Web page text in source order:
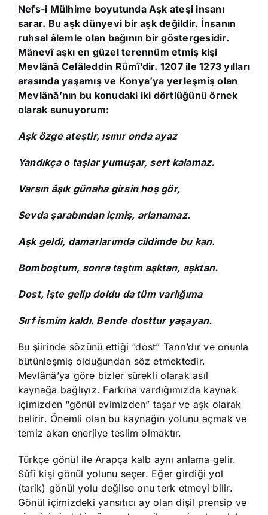
Nefs-i Mülhime boyutunda Aşk ateşi insanı
sarar. Bu aşk dünyevi bir aşk değildir. İnsanın
ruhsal âlemle olan bağının bir göstergesidir.
Mânevî aşkı en güzel terennüm etmiş kişi
Mevlânâ Celâleddin Rûmî’dir. 1207 ile 1273 yılları
arasında yaşamış ve Konya’ya yerleşmiş olan
Mevlânâ’nın bu konudaki iki dörtlüğünü örnek
olarak sunuyorum:
Aşk özge ateştir, ısınır onda ayaz
Yandıkça o taşlar yumuşar, sert kalamaz.
Varsın âşık günaha girsin hoş gör,
Sevda şarabından içmiş, arlanamaz.
Aşk geldi, damarlarımda cildimde bu kan.
Bomboştum, sonra taştım aşktan, aşktan.
Dost, işte gelip doldu da tüm varlığıma
Sırf ismim kaldı. Bende dosttur yaşayan.
Bu şiirinde sözünü ettiği “dost” Tanrı’dır ve onunla
bütünleşmiş olduğundan söz etmektedir.
Mevlânâ’ya göre bizler sürekli olarak asıl
kaynağa bağlıyız. Farkına vardığımızda kaynak
içimizden “gönül evimizden” taşar ve aşk olarak
belirir. Önemli olan bu kaynağın yolunu açmak ve
temiz akan enerjiye teslim olmaktır.
Türkçe gönül ile Arapça kalb aynı anlama gelir.
Sûfî kişi gönül yolunu seçer. Eğer girdiği yol
(tarik) gönül yolu değilse onu terk etmeyi bilir.
Gönül içimizdeki yansıtıcı ay olan dişil prensip ve